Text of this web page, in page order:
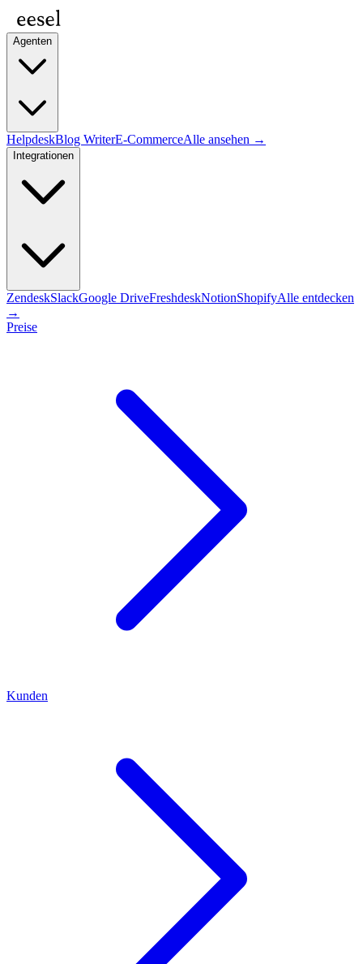
Agenten
HelpdeskBlog WriterE-CommerceAlle ansehen →
Integrationen
ZendeskSlackGoogle DriveFreshdeskNotionShopifyAlle entdecken
→
Preise
Kunden